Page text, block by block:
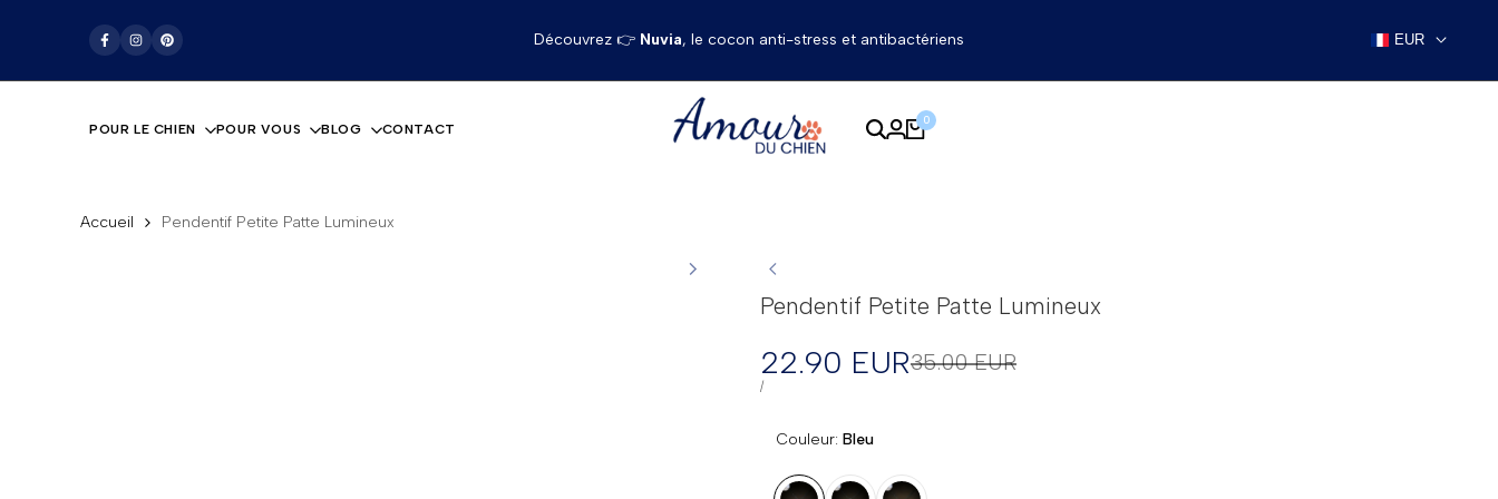
Facebook
Instagram
Pinterest
La boutique pour les amoureux des chiens Découvrez 👉 Nuvia, le cocon anti-stress et antibactériens EUR
POUR LE CHIEN POUR VOUS BLOG CONTACT
0
Accueil Pendentif Petite Patte Lumineux
Pendentif Petite Patte Lumineux
Prix
35.00 EUR
Prix
en
solde
22.90 EUR
PRIX
/PAR
Couleur:Bleu